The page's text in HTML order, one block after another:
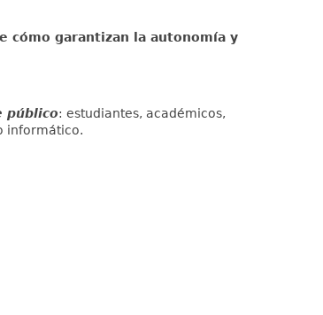
cómo garantizan la autonomía y
público: estudiantes, académicos,
informático.